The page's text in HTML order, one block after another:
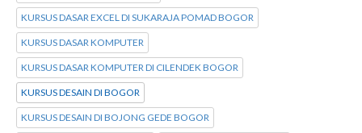
KURSUS DASAR EXCEL DI SUKARAJA POMAD BOGOR
KURSUS DASAR KOMPUTER
KURSUS DASAR KOMPUTER DI CILENDEK BOGOR
KURSUS DESAIN DI BOGOR
KURSUS DESAIN DI BOJONG GEDE BOGOR